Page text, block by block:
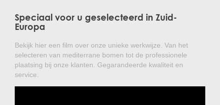
Speciaal voor u geselecteerd in Zuid-
Europa
Bekijk hier een film over onze unieke werkwijze. Van het
selecteren van mediterrane bomen tot de professionele
plaatsing bij onze klanten. Gegarandeerde kwaliteit en
service.